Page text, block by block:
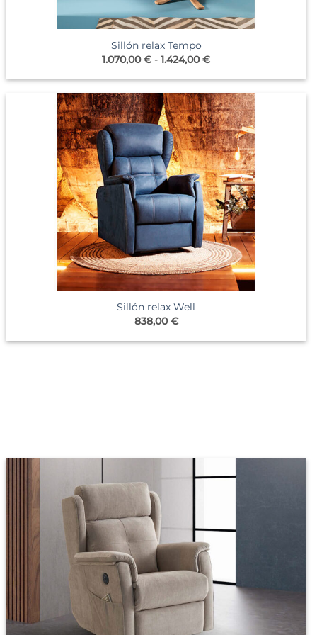
Sillón relax Tempo
1.070,00€ - 1.424,00€Rango
precios:
1.070,00 €
hasta
1.424,00 €
Sillón relax Well
838,00€